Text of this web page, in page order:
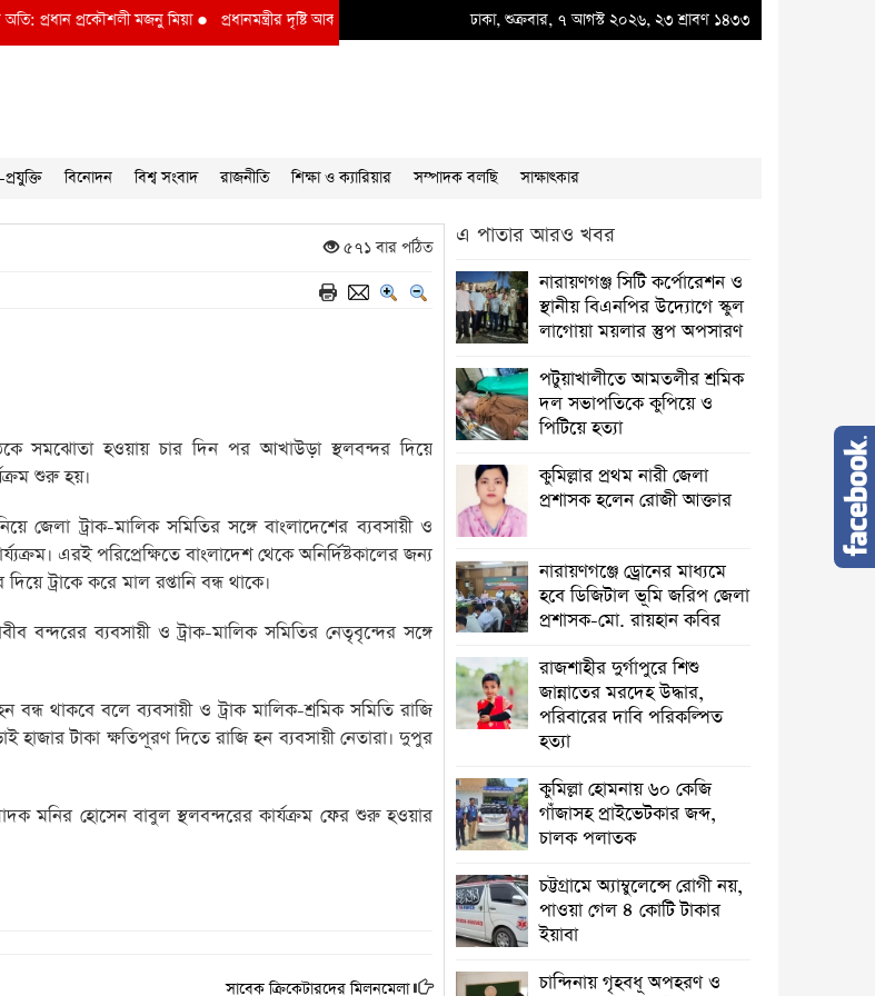
প্রকৌশলী মজনু মিয়া●প্রধানমন্ত্রীর দৃষ্টি আকর্ষণ বি আই ডব্লুভিইউ-তে দুর্নীতির বাদশ অতিরিক্ত প্রধান প্রকৌশলী বাদশা মিয়ার কূকৃতি থামাতে হবে
ঢাকা, শুক্রবার, ৭ আগস্ট ২০২৬, ২৩ শ্রাবণ ১৪৩৩
বিনোদন বিশ্ব সংবাদ রাজনীতি শিক্ষা ও ক্যারিয়ার সম্পাদক বলছি সাক্ষাৎকার
৫৭১ বার পঠিত
সমঝোতা হওয়ায় চার দিন পর আখাউড়া স্থলবন্দর দিয়ে
শুরু হয়।
জেলা ট্রাক-মালিক সমিতির সঙ্গে বাংলাদেশের ব্যবসায়ী ও
এরই পরিপ্রেক্ষিতে বাংলাদেশ থেকে অনির্দিষ্টকালের জন্য
ট্রাকে করে মাল রপ্তানি বন্ধ থাকে।
বন্দরের ব্যবসায়ী ও ট্রাক-মালিক সমিতির নেতৃবৃন্দের সঙ্গে
বন্ধ থাকবে বলে ব্যবসায়ী ও ট্রাক মালিক-শ্রমিক সমিতি রাজি
টাকা ক্ষতিপূরণ দিতে রাজি হন ব্যবসায়ী নেতারা। দুপুর
মনির হোসেন বাবুল স্থলবন্দরের কার্যক্রম ফের শুরু হওয়ার
সাবেক ক্রিকেটারদের মিলনমেলা
এ পাতার আরও খবর
নারায়ণগঞ্জ সিটি কর্পোরেশন ও
স্থানীয় বিএনপির উদ্যোগে স্কুল
লাগোয়া ময়লার স্তুপ অপসারণ
পটুয়াখালীতে আমতলীর শ্রমিক
দল সভাপতিকে কুপিয়ে ও
পিটিয়ে হত্যা
কুমিল্লার প্রথম নারী জেলা
প্রশাসক হলেন রোজী আক্তার
নারায়ণগঞ্জে ড্রোনের মাধ্যমে
হবে ডিজিটাল ভূমি জরিপ জেলা
প্রশাসক-মো. রায়হান কবির
রাজশাহীর দুর্গাপুরে শিশু
জান্নাতের মরদেহ উদ্ধার,
পরিবারের দাবি পরিকল্পিত
হত্যা
কুমিল্লা হোমনায় ৬০ কেজি
গাঁজাসহ প্রাইভেটকার জব্দ,
চালক পলাতক
চট্টগ্রামে অ্যাম্বুলেন্সে রোগী নয়,
পাওয়া গেল ৪ কোটি টাকার
ইয়াবা
চান্দিনায় গৃহবধূ অপহরণ ও